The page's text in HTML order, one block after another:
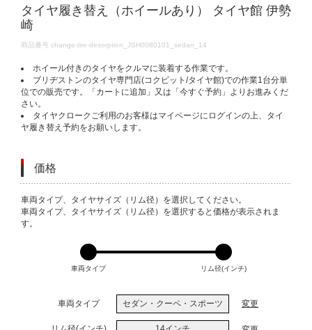
タイヤ履き替え（ホイールあり） タイヤ館 伊勢
崎
DETAILS
商品番号 change-tire-desorption_JSH0080101_sedan_14
ホイール付きのタイヤをクルマに装着する作業です。
ブリヂストンのタイヤ専門店(コクピット/タイヤ館)での作業1台分単
位での販売です。「カートに追加」又は「今すぐ予約」よりお進みくだ
さい。
タイヤクロークご利用のお客様はマイページにログインの上、タイ
ヤ履き替え予約をお願いします。
価格
VARIATIONS
車両タイプ、タイヤサイズ（リム径）を選択してください。
車両タイプ、タイヤサイズ（リム径）を選択すると価格が表示されま
す。
車両タイプ リム径(インチ)
車両タイプ セダン・クーペ・スポーツ 変更